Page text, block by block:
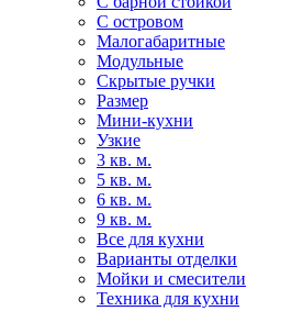
С островом
Малогабаритные
Модульные
Скрытые ручки
Размер
Мини-кухни
Узкие
3 кв. м.
5 кв. м.
6 кв. м.
9 кв. м.
Все для кухни
Варианты отделки
Мойки и смесители
Техника для кухни